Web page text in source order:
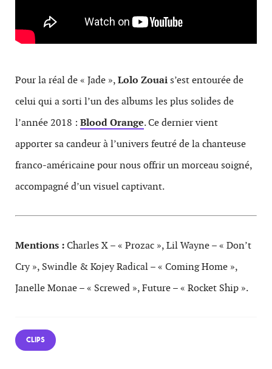
Pour la réal de « Jade »,Lolo Zouai s’est entourée de
celui qui a sorti l’un des albums les plus solides de
l’année 2018 : Blood Orange. Ce dernier vient
apporter sa candeur à l’univers feutré de la chanteuse
franco-américaine pour nous offrir un morceau soigné,
accompagné d’un visuel captivant.
Mentions :Charles X – « Prozac », Lil Wayne – « Don’t
Cry », Swindle & Kojey Radical – « Coming Home »,
Janelle Monae – « Screwed », Future – « Rocket Ship ».
CLIPS